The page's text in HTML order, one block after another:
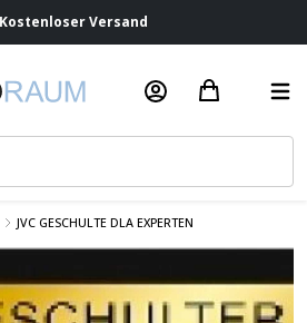
JVC GESCHULTE DLA EXPERTEN